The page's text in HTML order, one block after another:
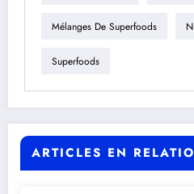
Mélanges De Superfoods
Superfoods
ARTICLES EN